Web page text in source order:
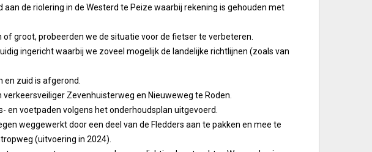
de riolering in de Westerd te Peize waarbij rekening is gehouden met
of groot, probeerden we de situatie voor de fietser te verbeteren.
ingericht waarbij we zoveel mogelijk de landelijke richtlijnen (zoals van
en zuid is afgerond.
Zevenhuisterweg en Nieuweweg te Roden.
en voetpaden volgens het onderhoudsplan uitgevoerd.
weggewerkt door een deel van de Fledders aan te pakken en mee te
(uitvoering in 2024).